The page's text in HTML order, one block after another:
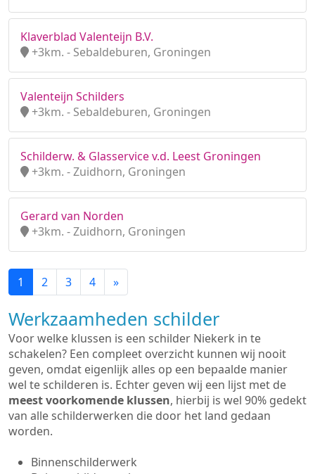
Klaverblad Valenteijn B.V.
+3km. - Sebaldeburen, Groningen
Valenteijn Schilders
+3km. - Sebaldeburen, Groningen
Schilderw. & Glasservice v.d. Leest Groningen
+3km. - Zuidhorn, Groningen
Gerard van Norden
+3km. - Zuidhorn, Groningen
1 2 3 4 »
Werkzaamheden schilder
Voor welke klussen is een schilder Niekerk in te
schakelen? Een compleet overzicht kunnen wij nooit
geven, omdat eigenlijk alles op een bepaalde manier
wel te schilderen is. Echter geven wij een lijst met de
meest voorkomende klussen, hierbij is wel 90% gedekt
van alle schilderwerken die door het land gedaan
worden.
Binnenschilderwerk